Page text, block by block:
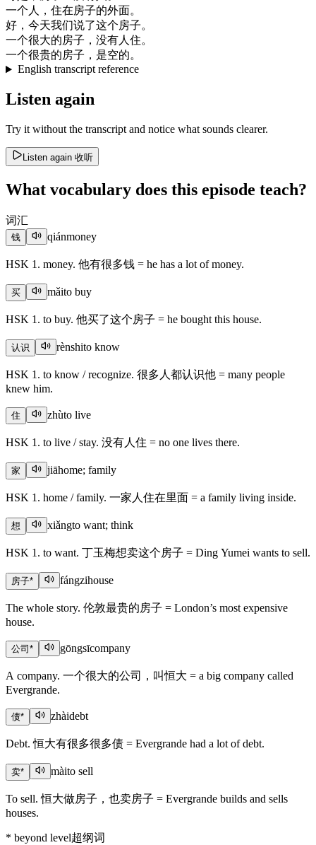
一个人 ， 住在房子的外面。
好 ， 今天我们说了这个房子。
一个很大的房子 ， 没有人住。
一个很贵的房子 ， 是空的。
English transcript reference
Listen again
Try it without the transcript and notice what sounds clearer.
Listen again 收听
What vocabulary does this episode teach?
词汇
钱 qiánmoney
HSK 1. money. 他有很多钱 = he has a lot of money.
买 mǎito buy
HSK 1. to buy. 他买了这个房子 = he bought this house.
认识 rènshito know
HSK 1. to know / recognize. 很多人都认识他 = many people
knew him.
住 zhùto live
HSK 1. to live / stay. 没有人住 = no one lives there.
家 jiāhome; family
HSK 1. home / family. 一家人住在里面 = a family living inside.
想 xiǎngto want; think
HSK 1. to want. 丁玉梅想卖这个房子 = Ding Yumei wants to sell.
房子* fángzihouse
The whole story. 伦敦最贵的房子 = London’s most expensive
house.
公司 * gōngsīcompany
A company. 一个很大的公司，叫恒大 = a big company called
Evergrande.
债* zhàidebt
Debt. 恒大有很多很多债 = Evergrande had a lot of debt.
卖* màito sell
To sell. 恒大做房子，也卖房子 = Evergrande builds and sells
houses.
* beyond level超纲词